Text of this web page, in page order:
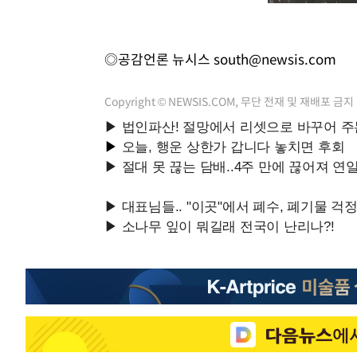
◎공감언론 뉴시스 south@newsis.com
Copyright © NEWSIS.COM, 무단 전재 및 재배포 금지